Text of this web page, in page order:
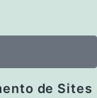
de Sites